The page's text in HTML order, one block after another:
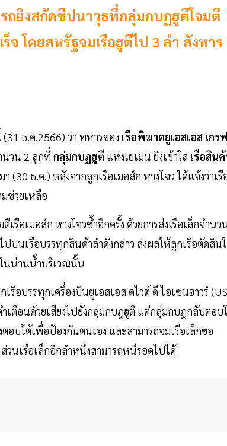
รถยิงสกัดขีปนาวุธที่กลุ่มกบฏฮูตีโจมตี
จ โดยสหรัฐจมเรือฮูตีไป 3 ลำ สังหาร
ธ.ค.2566) ว่า ทหารของ เรือพิฆาตยูเอสเอส เกร
นวน 2 ลูกที่ กลุ่มกบฏฮูตี แห่งเยเมน ยิงเข้าใส่ เรือสิน
(30 ธ.ค.) หลังจากลูกเรือเมอส์ก หางโจว ได้แจ้งว่าเรื
ช่วยเหลือ
อเมอส์ก หางโจวซ้ำอีกครั้ง ด้วยการส่งเรือเล็กจำนว
บนเรือบรรทุกสินค้าลำดังกล่าว ส่งผลให้ลูกเรือตัดสิน
นน่านน้ำบริเวณนั้น
อบรรทุกเครื่องบินยูเอสเอส ดไวต์ ดี ไอเซนฮาวร์
เตือนด้วยเสียงไปยังกลุ่มกบฎฮูตี แต่กลุ่มกบฏกลับตอบ
อบโต้เพื่อป้องกันตนเอง และสามารถจมเรือเล็กขอ
วนเรือเล็กอีกลำหนึ่งสามารถหนีรอดไปได้